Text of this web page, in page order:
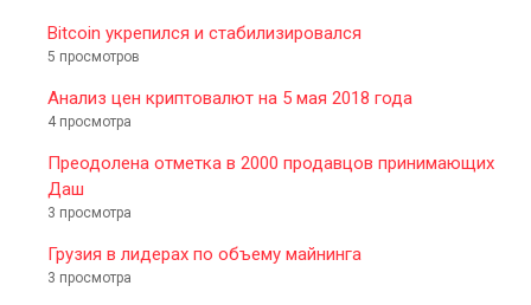
Bitcoin укрепился и стабилизировался
5 просмотров
Анализ цен криптовалют на 5 мая 2018 года
4 просмотра
Преодолена отметка в 2000 продавцов принимающих
Даш
3 просмотра
Грузия в лидерах по объему майнинга
3 просмотра